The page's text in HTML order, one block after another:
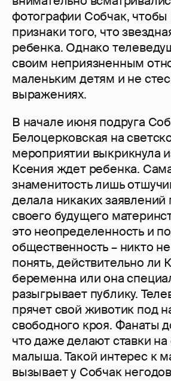
фотографии Собчак, чтобы
признаки того, что
ребенка. Однако
своим неприязненным
маленьким детям и не
выражениях.
В начале июня подруга
Белоцерковская на
мероприятии выкрикнула
Ксения ждет ребенка.
знаменитость лишь
делала никаких заявлений
своего будущего
это неопределенность и
общественность – никто
понять, действительно ли
беременна или она
разыгрывает публику.
прячет свой животик под
свободного кроя. Фанаты
что даже делают ставки
малыша. Такой интерес к
вызывает у Собчак